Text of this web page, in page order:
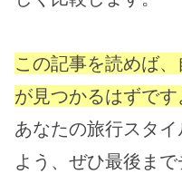
この記事を読めば
が見つかるはずです
あなたの旅行スタ
よう、ぜひ最後ま